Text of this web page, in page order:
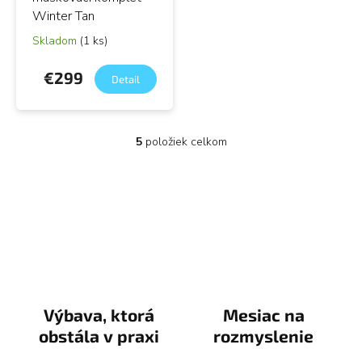
Winter Tan
Skladom (1 ks)
€299 Detail
O
5položiek celkom
Výbava, ktorá
obstála v praxi
Mesiac na
rozmyslenie